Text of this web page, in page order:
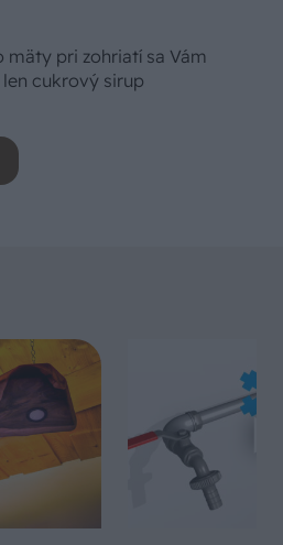
mäty pri zohriatí sa Vám
cukrový sirup